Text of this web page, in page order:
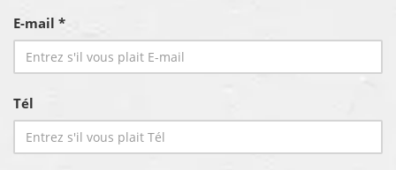
E-mail *
Tél